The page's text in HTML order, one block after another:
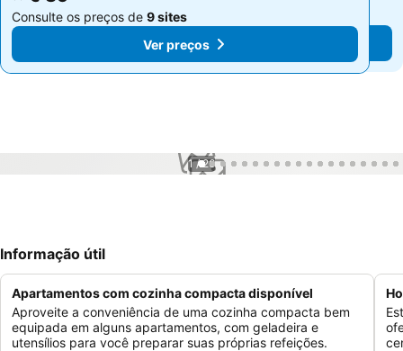
Consulte os preços de 9 sites
Ver preços
Consulte os preços de 9 sites
Ver preços
1 / 26
Informação útil
Apartamentos com cozinha compacta disponível
Aproveite a conveniência de uma cozinha compacta bem
equipada em alguns apartamentos, com geladeira e
utensílios para você preparar suas próprias refeições.